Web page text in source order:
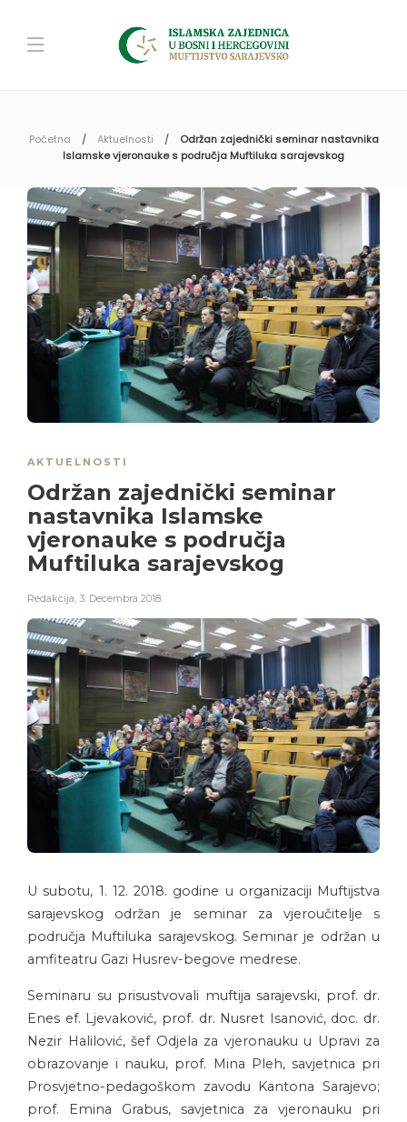
Početna Aktuelnosti
Održan zajednički seminar nastavnika
Islamske vjeronauke s područja Muftiluka sarajevskog
AKTUELNOSTI
Održan zajednički seminar
nastavnika Islamske
vjeronauke s područja
Muftiluka sarajevskog
Redakcija 3. Decembra 2018.
U subotu, 1. 12. 2018. godine u organizaciji Muftijstva
sarajevskog održan je seminar za vjeroučitelje s
područja Muftiluka sarajevskog. Seminar je održan u
amfiteatru Gazi Husrev-begove medrese.
Seminaru su prisustvovali muftija sarajevski, prof. dr.
Enes ef. Ljevaković, prof. dr. Nusret Isanović, doc. dr.
Nezir Halilović, šef Odjela za vjeronauku u Upravi za
obrazovanje i nauku, prof. Mina Pleh, savjetnica pri
Prosvjetno-pedagoškom zavodu Kantona Sarajevo;
prof. Emina Grabus, savjetnica za vjeronauku pri